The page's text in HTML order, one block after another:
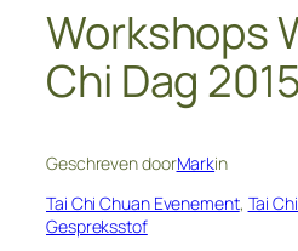
Workshops
Chi Dag 2015
Geschreven doorMarkin
Tai Chi Chuan Evenement, Tai
Gespreksstof